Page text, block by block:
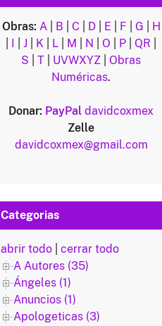
Obras: A| B C D| E F G
H
I J K L M N O P QR
S
T UVWXYZ
Obras
Numéricas.
Donar: PayPal davidcoxmex
Zelle
davidcoxmex@gmail.com
Categorias
abrir todo
cerrar todo
A Autores (35)
Ángeles (1)
Anuncios (1)
Apologeticas (3)